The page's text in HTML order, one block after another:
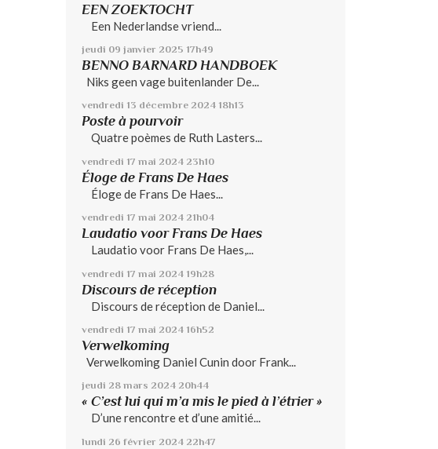
EEN ZOEKTOCHT
Een Nederlandse vriend...
jeudi 09 janvier 2025 17h49
BENNO BARNARD HANDBOEK
Niks geen vage buitenlander De...
vendredi 13 décembre 2024 18h13
Poste à pourvoir
Quatre poèmes de Ruth Lasters...
vendredi 17 mai 2024 23h10
Éloge de Frans De Haes
Éloge de Frans De Haes...
vendredi 17 mai 2024 21h04
Laudatio voor Frans De Haes
Laudatio voor Frans De Haes,...
vendredi 17 mai 2024 19h28
Discours de réception
Discours de réception de Daniel...
vendredi 17 mai 2024 16h52
Verwelkoming
Verwelkoming Daniel Cunin door Frank...
jeudi 28 mars 2024 20h44
« C’est lui qui m’a mis le pied à l’étrier »
D’une rencontre et d’une amitié...
lundi 26 février 2024 22h47